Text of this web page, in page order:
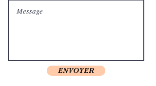
ENVOYER